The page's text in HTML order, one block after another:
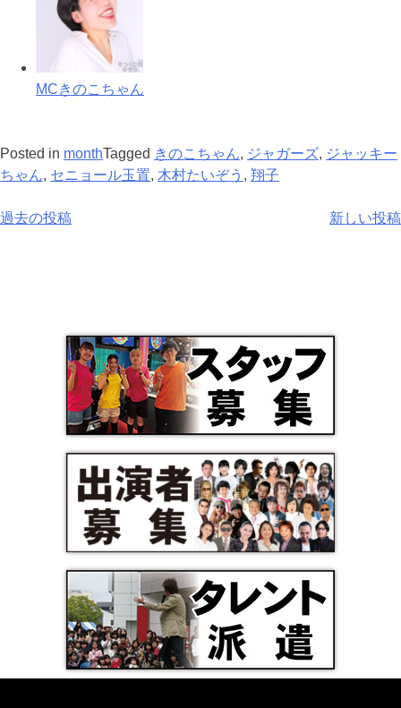
MCきのこちゃん
Posted in monthTagged きのこちゃん, ジャガーズ, ジャッキー
ちゃん, セニョール玉置, 木村たいぞう , 翔子
過去の投稿 新しい投稿